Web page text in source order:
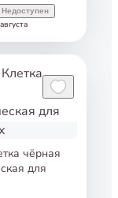
Недоступен
чёрная
для